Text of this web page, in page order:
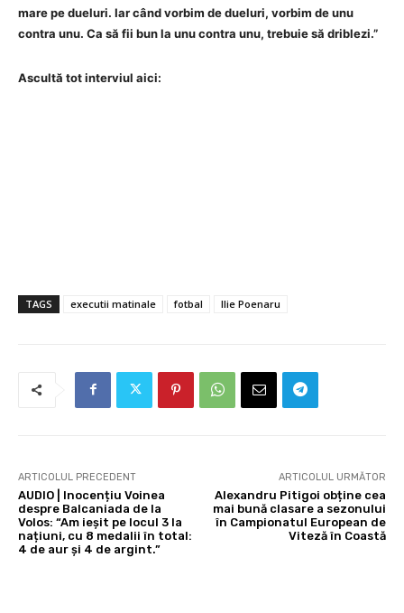
mare pe dueluri. Iar când vorbim de dueluri, vorbim de unu
contra unu. Ca să fii bun la unu contra unu, trebuie să driblezi.”
Ascultă tot interviul aici:
TAGS executii matinale fotbal Ilie Poenaru
ARTICOLUL PRECEDENT
AUDIO | Inocențiu Voinea
despre Balcaniada de la
Volos: “Am ieșit pe locul 3 la
națiuni, cu 8 medalii în total:
4 de aur și 4 de argint.”
ARTICOLUL URMĂTOR
Alexandru Pitigoi obține cea
mai bună clasare a sezonului
în Campionatul European de
Viteză în Coastă